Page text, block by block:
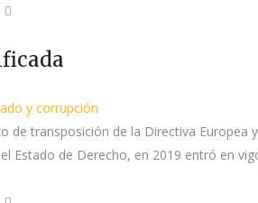
y corrupción
de transposición de la Directiva
Estado de Derecho, en 2019 entró en